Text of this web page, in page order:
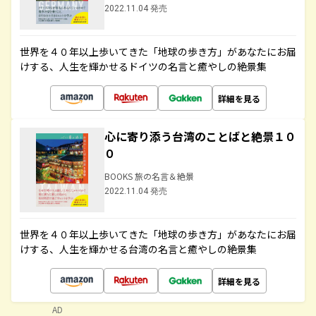
2022.11.04 発売
世界を４０年以上歩いてきた「地球の歩き方」があなたにお届
けする、人生を輝かせるドイツの名言と癒やしの絶景集
詳細を見る
心に寄り添う台湾のことばと絶景１０
０
BOOKS 旅の名言＆絶景
2022.11.04 発売
世界を４０年以上歩いてきた「地球の歩き方」があなたにお届
けする、人生を輝かせる台湾の名言と癒やしの絶景集
詳細を見る
AD